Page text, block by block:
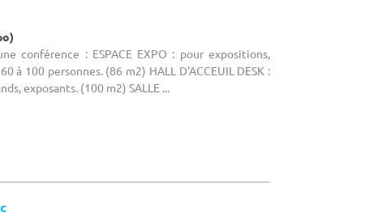
conférence : ESPACE EXPO : pour expositions,
à 100 personnes. (86 m2) HALL D'ACCEUIL DESK :
exposants. (100 m2) SALLE ...